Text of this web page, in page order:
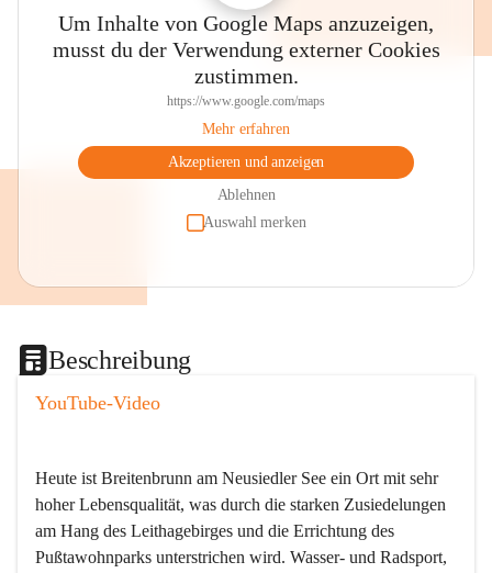
Um Inhalte von Google Maps anzuzeigen,
musst du der Verwendung externer Cookies
zustimmen.
https://www.google.com/maps
Mehr erfahren
Akzeptieren und anzeigen
Ablehnen
Auswahl merken
Beschreibung
YouTube-Video
Heute ist Breitenbrunn am Neusiedler See ein Ort mit sehr
hoher Lebensqualität, was durch die starken Zusiedelungen
am Hang des Leithagebirges und die Errichtung des
Pußtawohnparks unterstrichen wird. Wasser- und Radsport,